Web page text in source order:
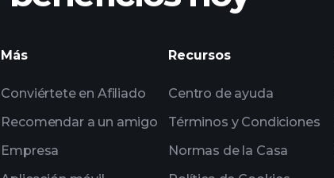
impulsados por IA
multimillonarios
Más
Conviértete en Afiliado
Recomendar a un amigo
Empresa
Recursos
Centro de ayuda
Términos y Condiciones
Normas de la Casa